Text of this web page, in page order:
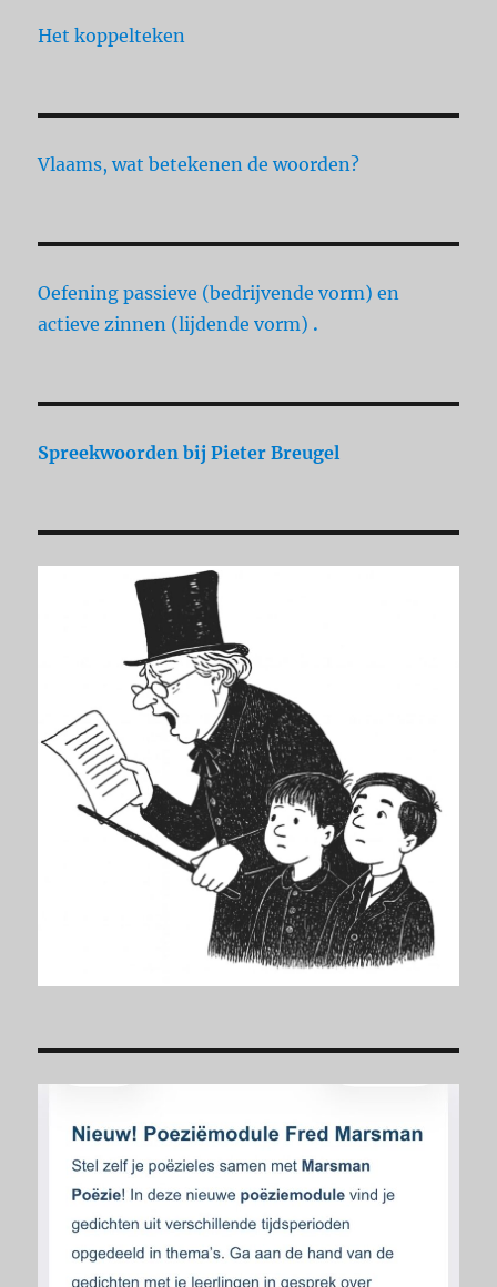
Het koppelteken
Vlaams, wat betekenen de woorden?
Oefening passieve (bedrijvende vorm) en
actieve zinnen (lijdende vorm) .
Spreekwoorden bij Pieter Breugel